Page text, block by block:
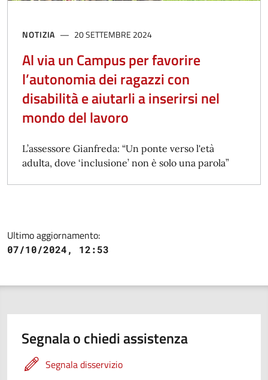
NOTIZIA 20 SETTEMBRE 2024
Al via un Campus per favorire
l’autonomia dei ragazzi con
disabilità e aiutarli a inserirsi nel
mondo del lavoro
L’assessore Gianfreda: “Un ponte verso l'età
adulta, dove ‘inclusione’ non è solo una parola”
Ultimo aggiornamento:
07/10/2024, 12:53
Segnala o chiedi assistenza
Segnala disservizio